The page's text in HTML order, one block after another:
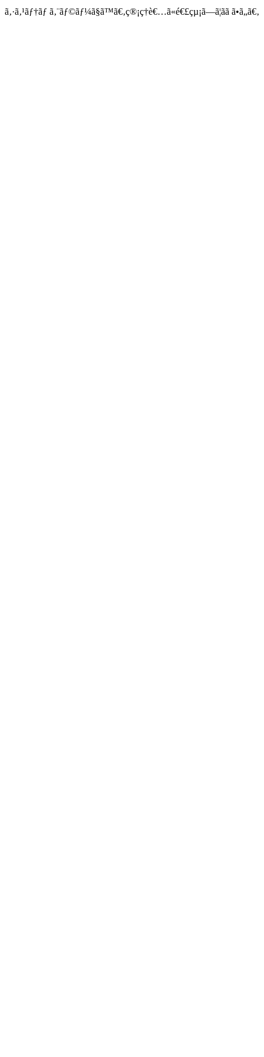
ã‚·ã‚¹ãƒ†ãƒ ã‚¨ãƒ©ãƒ¼ã§ã™ã€‚ç®¡ç†è€…ã«é€£çµ¡ã—ã¦ãã ã•ã„ã€‚